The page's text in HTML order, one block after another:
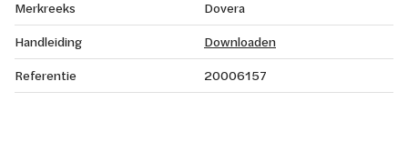
Merkreeks
Dovera
Handleiding
Downloaden
Referentie
20006157